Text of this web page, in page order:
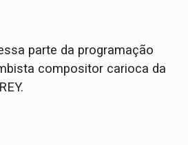
parte da programação
compositor carioca da